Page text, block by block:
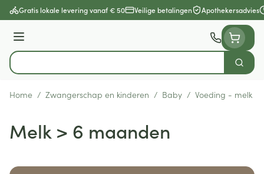
Ga naar de inhoud
Gratis lokale levering vanaf € 50 Veilige betalingen Apothekersadvies
Menu
Product, merk, categorie...
Zoek
Home / Zwangerschap en kinderen / Baby / Voeding - melk
Melk > 6 maanden